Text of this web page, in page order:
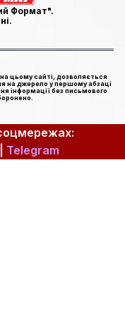
Формат".
цьому сайті, дозволяється
на джерело у першому абзаці
інформації без письмового
Telegram